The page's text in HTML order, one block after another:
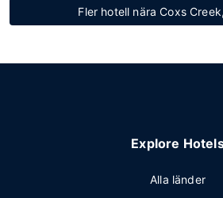
Fler hotell nära Coxs
Explore
Alla länder